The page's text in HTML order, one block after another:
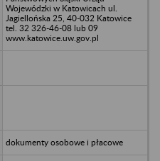
Wojewódzki w Katowicach ul.
Jagiellońska 25, 40-032 Katowice
tel. 32 326-46-08 lub 09
www.katowice.uw.gov.pl
dokumenty osobowe i płacowe